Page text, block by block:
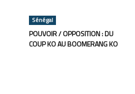
Sénégal
POUVOIR / OPPOSITION : DU
COUP KO AU BOOMERANG KO